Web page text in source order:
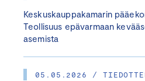
Keskuskauppakamarin
Teollisuus epävarmaan
asemista
05.05.2026 /